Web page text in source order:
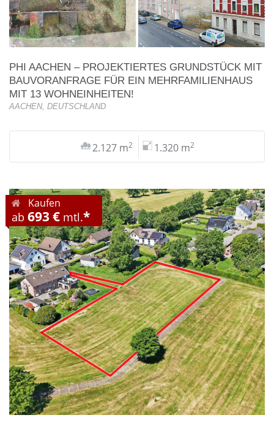
PHI AACHEN – PROJEKTIERTES GRUNDSTÜCK MIT
BAUVORANFRAGE FÜR EIN MEHRFAMILIENHAUS
MIT 13 WOHNEINHEITEN!
AACHEN, DEUTSCHLAND
2.127 m2 1.320 m2
Kaufen
ab 693 € mtl.*